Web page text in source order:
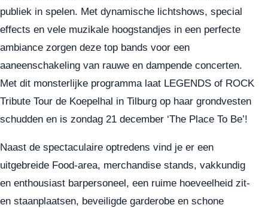
publiek in spelen. Met dynamische lichtshows, special
effects en vele muzikale hoogstandjes in een perfecte
ambiance zorgen deze top bands voor een
aaneenschakeling van rauwe en dampende concerten.
Met dit monsterlijke programma laat LEGENDS of ROCK
Tribute Tour de Koepelhal in Tilburg op haar grondvesten
schudden en is zondag 21 december ‘The Place To Be’!
Naast de spectaculaire optredens vind je er een
uitgebreide Food-area, merchandise stands, vakkundig
en enthousiast barpersoneel, een ruime hoeveelheid zit-
en staanplaatsen, beveiligde garderobe en schone